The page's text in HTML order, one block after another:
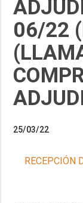
06/22
25/03/22
RECEPCIÓN